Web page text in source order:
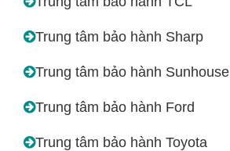
Trung tâm bảo hành Sharp
Trung tâm bảo hành Sunhouse
Trung tâm bảo hành Ford
Trung tâm bảo hành Toyota